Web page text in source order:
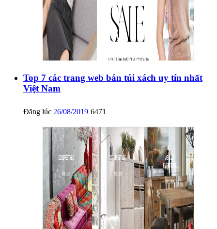
Top 7 các trang web bán túi xách uy tín nhất
Việt Nam
Đăng lúc 26/08/2019 6471